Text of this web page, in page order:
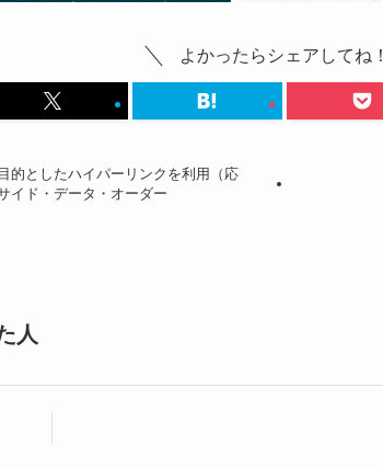
よかったらシェアしてね！
的としたハイパーリンクを利用（応
イド・データ・オーダー
人